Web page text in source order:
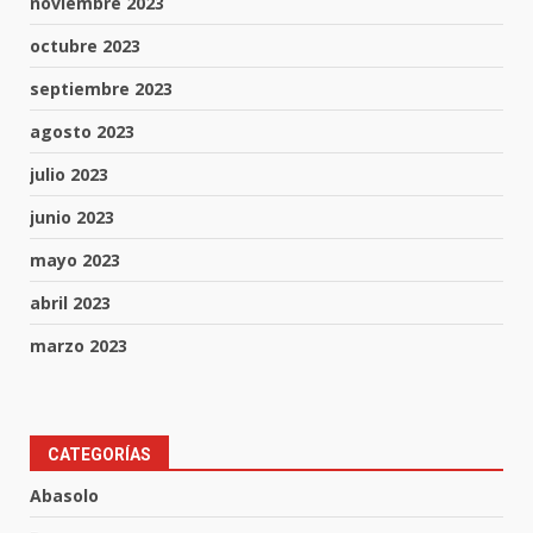
octubre 2023
septiembre 2023
agosto 2023
julio 2023
junio 2023
mayo 2023
abril 2023
marzo 2023
CATEGORÍAS
Abasolo
3
una mujer